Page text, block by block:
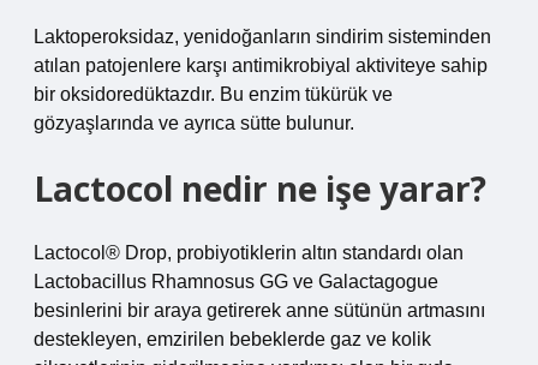
Laktoperoksidaz, yenidoğanların sindirim sisteminden
atılan patojenlere karşı antimikrobiyal aktiviteye sahip
bir oksidoredüktazdır. Bu enzim tükürük ve
gözyaşlarında ve ayrıca sütte bulunur.
Lactocol nedir ne işe yarar?
Lactocol® Drop, probiyotiklerin altın standardı olan
Lactobacillus Rhamnosus GG ve Galactagogue
besinlerini bir araya getirerek anne sütünün artmasını
destekleyen, emzirilen bebeklerde gaz ve kolik